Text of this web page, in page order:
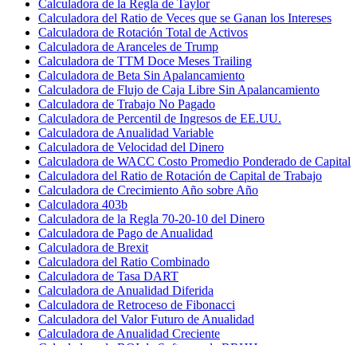
Calculadora de la Regla de Taylor
Calculadora del Ratio de Veces que se Ganan los Intereses
Calculadora de Rotación Total de Activos
Calculadora de Aranceles de Trump
Calculadora de TTM Doce Meses Trailing
Calculadora de Beta Sin Apalancamiento
Calculadora de Flujo de Caja Libre Sin Apalancamiento
Calculadora de Trabajo No Pagado
Calculadora de Percentil de Ingresos de EE.UU.
Calculadora de Anualidad Variable
Calculadora de Velocidad del Dinero
Calculadora de WACC Costo Promedio Ponderado de Capital
Calculadora del Ratio de Rotación de Capital de Trabajo
Calculadora de Crecimiento Año sobre Año
Calculadora 403b
Calculadora de la Regla 70-20-10 del Dinero
Calculadora de Pago de Anualidad
Calculadora de Brexit
Calculadora del Ratio Combinado
Calculadora de Tasa DART
Calculadora de Anualidad Diferida
Calculadora de Retroceso de Fibonacci
Calculadora del Valor Futuro de Anualidad
Calculadora de Anualidad Creciente